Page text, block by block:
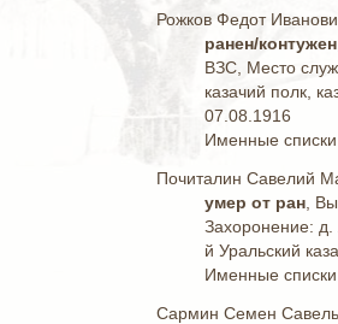
Рожков Федот
ранен/контужен
ВЗС, Место
казачий полк,
07.08.1916
Именные
Почиталин Савелий
умер от ран ,
Захоронение:
й Уральский
Именные
Сармин Семен